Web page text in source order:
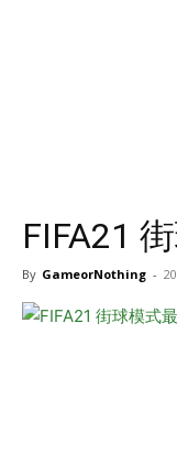
FIFA21
By GameorNothing -